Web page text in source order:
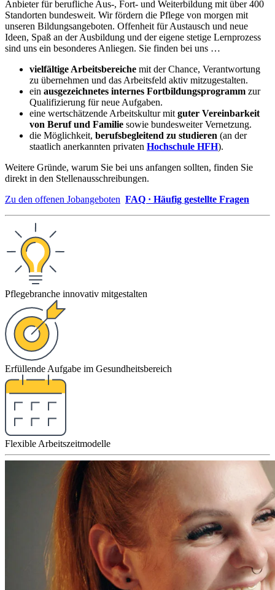
Anbieter für berufliche Aus-, Fort- und Weiterbildung mit über 400
Standorten bundesweit. Wir fördern die Pflege von morgen mit
unseren Bildungsangeboten. Offenheit für Austausch und neue
Ideen, Spaß an der Ausbildung und der eigene stetige Lernprozess
sind uns ein besonderes Anliegen. Sie finden bei uns …
vielfältige Arbeitsbereiche mit der Chance, Verantwortung
zu übernehmen und das Arbeitsfeld aktiv mitzugestalten.
ein ausgezeichnetes internes Fortbildungsprogramm zur
Qualifizierung für neue Aufgaben.
eine wertschätzende Arbeitskultur mitguter Vereinbarkeit
von Beruf und Familie sowie bundesweiter Vernetzung.
die Möglichkeit, berufsbegleitend zu studieren (an der
staatlich anerkannten privaten Hochschule HFH).
Weitere Gründe, warum Sie bei uns anfangen sollten, finden Sie
direkt in den Stellenausschreibungen.
Zu den offenen Jobangeboten FAQ · Häufig gestellte Fragen
Pflegebranche innovativ mitgestalten
Erfüllende Aufgabe im Gesundheitsbereich
Flexible Arbeitszeitmodelle